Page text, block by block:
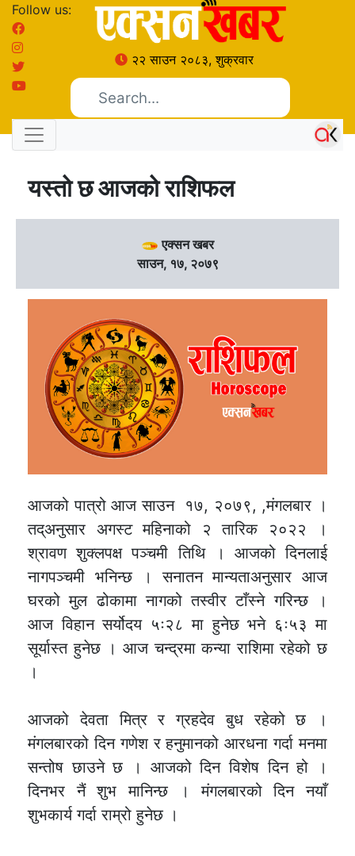
Follow us:
२२ साउन २०८३, शुक्रवार
यस्तो छ आजको राशिफल
एक्सन खबर
साउन, १७, २०७९
आजको पात्रो आज साउन १७, २०७९, ,मंगलबार ।
तद्अनुसार अगस्ट महिनाको २ तारिक २०२२ ।
श्रावण शुक्लपक्ष पञ्चमी तिथि । आजको दिनलाई
नागपञ्चमी भनिन्छ । सनातन मान्यताअनुसार आज
घरको मुल ढोकामा नागको तस्वीर टाँस्ने गरिन्छ ।
आज विहान सर्योदय ५ः२८ मा हुनेछ भने ६ः५३ मा
सूर्यास्त हुनेछ । आज चन्द्रमा कन्या राशिमा रहेको छ
।
आजको देवता मित्र र ग्रहदेव बुध रहेको छ ।
मंगलबारको दिन गणेश र हनुमानको आरधना गर्दा मनमा
सन्तोष छाउने छ । आजको दिन विशेष दिन हो ।
दिनभर नैं शुभ मानिन्छ । मंगलबारको दिन नयाँ
शुभकार्य गर्दा राम्रो हुनेछ ।